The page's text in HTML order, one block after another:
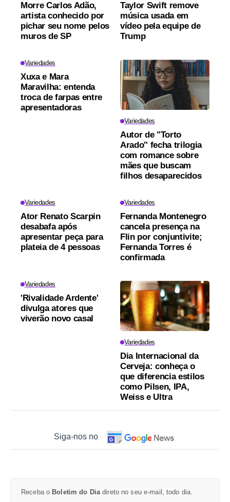
Morre Carlos Adão,
artista conhecido por
pichar seu nome pelos
muros de SP
Taylor Swift remove
música usada em
vídeo pela equipe de
Trump
Variedades
Xuxa e Mara
Maravilha: entenda
troca de farpas entre
apresentadoras
Variedades
Autor de "Torto
Arado" fecha trilogia
com romance sobre
mães que buscam
filhos desaparecidos
Variedades
Ator Renato Scarpin
desabafa após
apresentar peça para
plateia de 4 pessoas
Variedades
Fernanda Montenegro
cancela presença na
Flin por conjuntivite;
Fernanda Torres é
confirmada
Variedades
'Rivalidade Ardente'
divulga atores que
viverão novo casal
Variedades
Dia Internacional da
Cerveja: conheça o
que diferencia estilos
como Pilsen, IPA,
Weiss e Ultra
Siga-nos no
Receba o Boletim do Diadireto no seu e-mail, todo dia.